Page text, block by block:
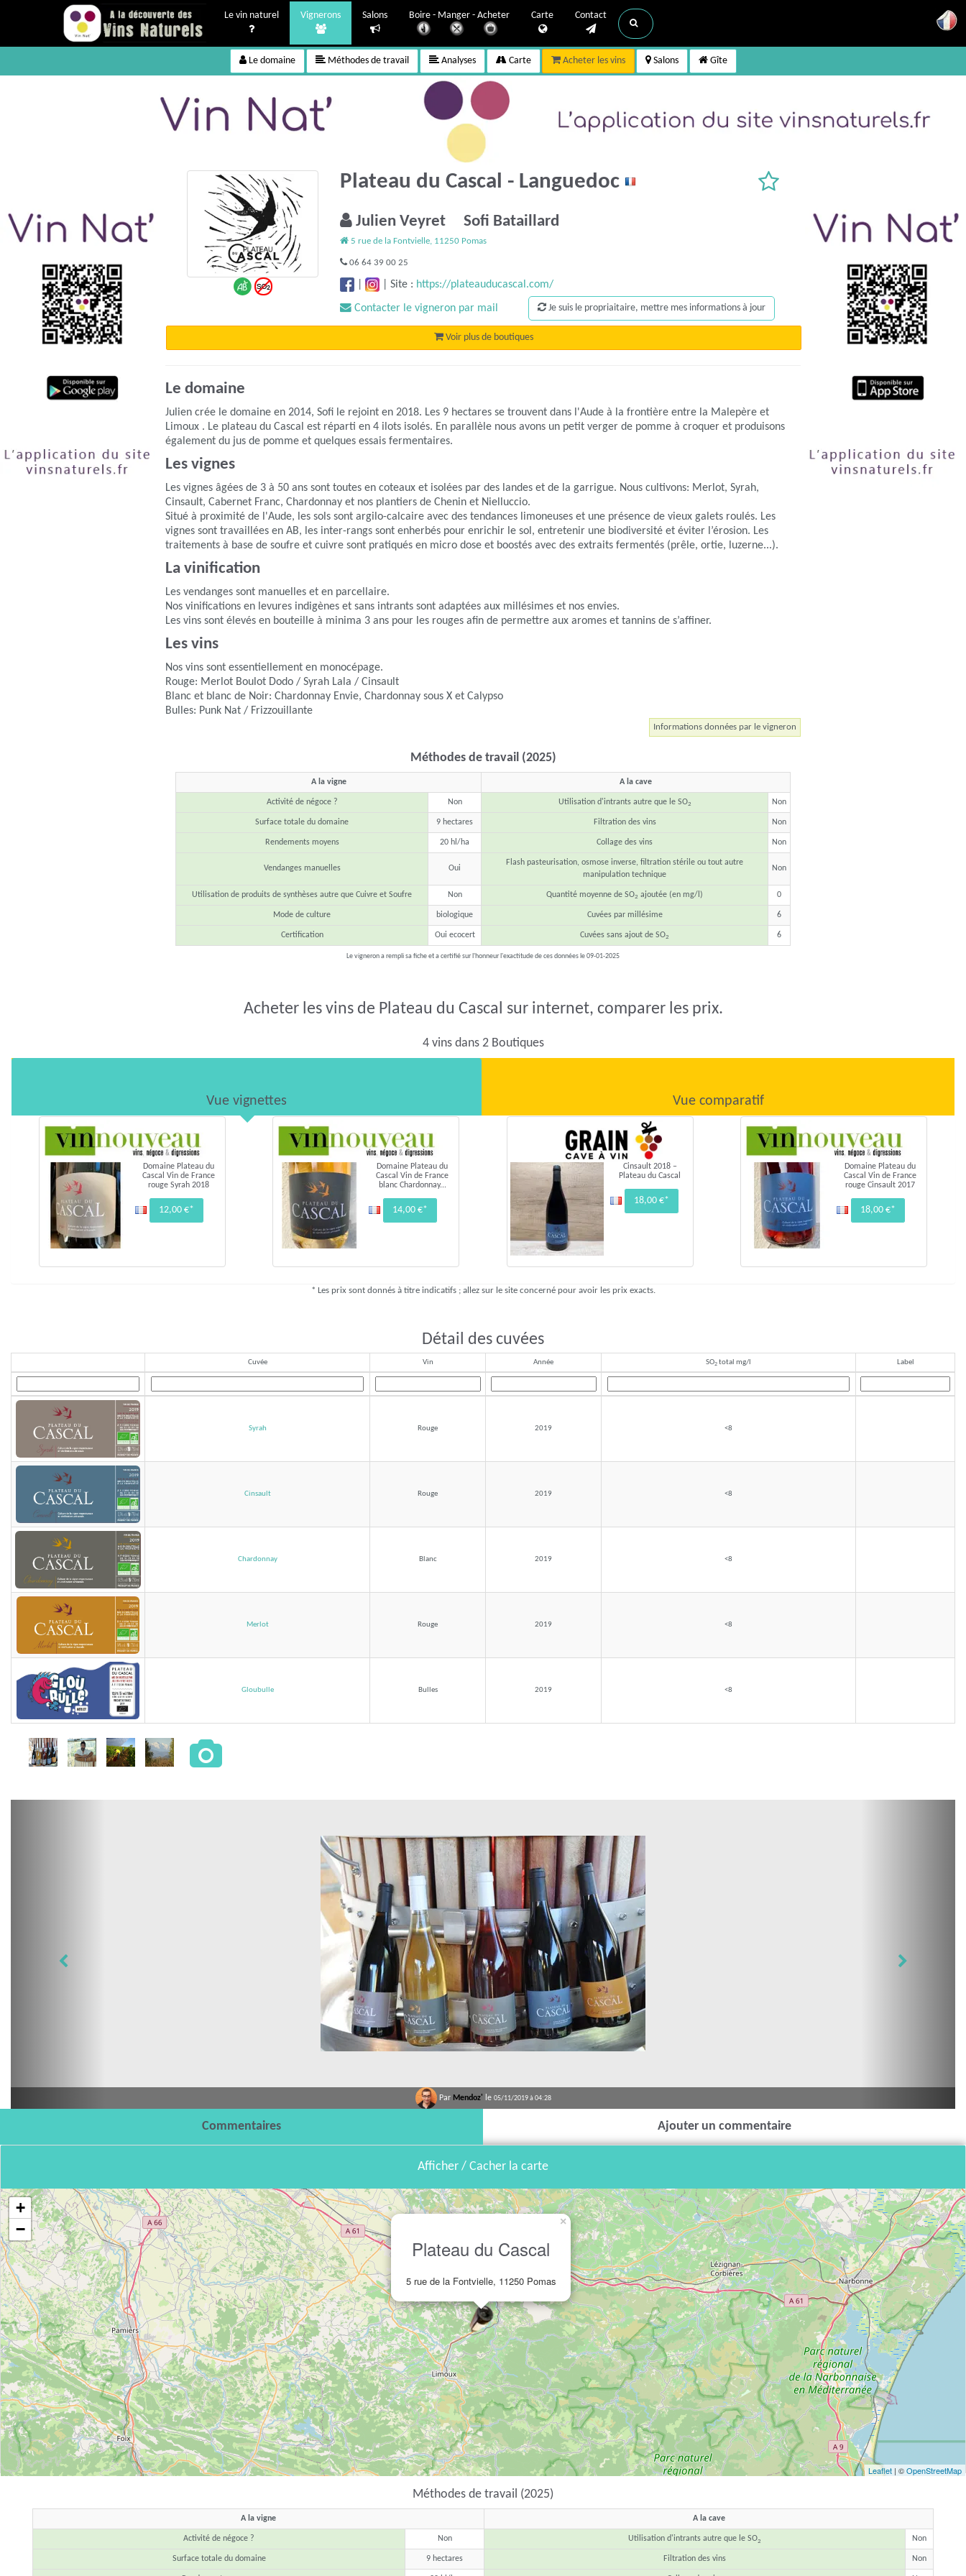
Le vin naturel Vignerons Salons Boire - Manger - Acheter Carte Contact
Le domaine Méthodes de travail Analyses Carte Acheter les vins Salons Gîte
Plateau du Cascal - Languedoc
Julien Veyret Sofi Bataillard
5 rue de la Fontvielle, 11250 Pomas
06 64 39 00 25
| |Site : https://plateauducascal.com/
Contacter le vigneron par mail Je suis le propriaitaire, mettre mes informations à jour
Voir plus de boutiques
Le domaine
Julien crée le domaine en 2014, Sofi le rejoint en 2018. Les 9 hectares se trouvent dans l'Aude à la frontière entre la Malepère et
Limoux . Le plateau du Cascal est réparti en 4 ilots isolés. En parallèle nous avons un petit verger de pomme à croquer et produisons
également du jus de pomme et quelques essais fermentaires.
Les vignes
Les vignes âgées de 3 à 50 ans sont toutes en coteaux et isolées par des landes et de la garrigue. Nous cultivons: Merlot, Syrah,
Cinsault, Cabernet Franc, Chardonnay et nos plantiers de Chenin et Nielluccio.
Situé à proximité de l'Aude, les sols sont argilo-calcaire avec des tendances limoneuses et une présence de vieux galets roulés. Les
vignes sont travaillées en AB, les inter-rangs sont enherbés pour enrichir le sol, entretenir une biodiversité et éviter l’érosion. Les
traitements à base de soufre et cuivre sont pratiqués en micro dose et boostés avec des extraits fermentés (prêle, ortie, luzerne...).
La vinification
Les vendanges sont manuelles et en parcellaire.
Nos vinifications en levures indigènes et sans intrants sont adaptées aux millésimes et nos envies.
Les vins sont élevés en bouteille à minima 3 ans pour les rouges afin de permettre aux aromes et tannins de s’affiner.
Les vins
Nos vins sont essentiellement en monocépage.
Rouge: Merlot Boulot Dodo / Syrah Lala / Cinsault
Blanc et blanc de Noir: Chardonnay Envie, Chardonnay sous X et Calypso
Bulles: Punk Nat / Frizzouillante
Informations données par le vigneron
Méthodes de travail (2025)
A la vigne A la cave
Activité de négoce ? Non Utilisation d'intrants autre que le SO2 Non
Surface totale du domaine 9 hectares Filtration des vins Non
Rendements moyens 20 hl/ha Collage des vins Non
Vendanges manuelles Oui
Flash pasteurisation, osmose inverse, filtration stérile ou tout autre
manipulation technique
Non
Utilisation de produits de synthèses autre que Cuivre et Soufre Non Quantité moyenne de SO2 ajoutée (en mg/l) 0
Mode de culture biologique Cuvées par millésime 6
Certification Oui ecocert Cuvées sans ajout de SO2 6
Le vigneron a rempli sa fiche et a certifié sur l'honneur l'exactitude de ces données le 09-01-2025
Acheter les vins de Plateau du Cascal sur internet, comparer les prix.
4 vins dans 2 Boutiques
Vue vignettes Vue comparatif
Domaine Plateau du
Cascal Vin de France
rouge Syrah 2018
12,00 €*
Domaine Plateau du
Cascal Vin de France
blanc Chardonnay...
14,00 €*
Cinsault 2018 –
Plateau du Cascal
18,00 €*
Domaine Plateau du
Cascal Vin de France
rouge Cinsault 2017
18,00 €*
* Les prix sont donnés à titre indicatifs ; allez sur le site concerné pour avoir les prix exacts.
Détail des cuvées
Cuvée Vin Année SO2 total mg/l Label
Syrah Rouge 2019 <8
Cinsault Rouge 2019 <8
Chardonnay Blanc 2019 <8
Merlot Rouge 2019 <8
Gloubulle Bulles 2019 <8
Par Mendoz' le 05/11/2019 à 04:28
Commentaires Ajouter un commentaire
Afficher / Cacher la carte
Plateau du Cascal
5 rue de la Fontvielle, 11250 Pomas
×
+
−
Leaflet | ©OpenStreetMap
Méthodes de travail (2025)
A la vigne A la cave
Activité de négoce ? Non Utilisation d'intrants autre que le SO2 Non
Surface totale du domaine 9 hectares Filtration des vins Non